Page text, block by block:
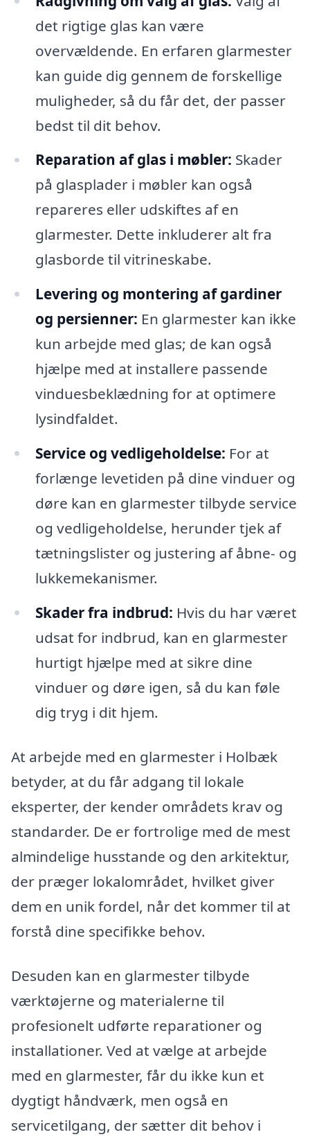
det rigtige glas kan være
overvældende. En erfaren glarmester
kan guide dig gennem de forskellige
muligheder, så du får det, der passer
bedst til dit behov.
Reparation af glas i møbler: Skader
på glasplader i møbler kan også
repareres eller udskiftes af en
glarmester. Dette inkluderer alt fra
glasborde til vitrineskabe.
Levering og montering af gardiner
og persienner: En glarmester kan ikke
kun arbejde med glas; de kan også
hjælpe med at installere passende
vinduesbeklædning for at optimere
lysindfaldet.
Service og vedligeholdelse: For at
forlænge levetiden på dine vinduer og
døre kan en glarmester tilbyde service
og vedligeholdelse, herunder tjek af
tætningslister og justering af åbne- og
lukkemekanismer.
Skader fra indbrud: Hvis du har været
udsat for indbrud, kan en glarmester
hurtigt hjælpe med at sikre dine
vinduer og døre igen, så du kan føle
dig tryg i dit hjem.
At arbejde med en glarmester i Holbæk
betyder, at du får adgang til lokale
eksperter, der kender områdets krav og
standarder. De er fortrolige med de mest
almindelige husstande og den arkitektur,
der præger lokalområdet, hvilket giver
dem en unik fordel, når det kommer til at
forstå dine specifikke behov.
Desuden kan en glarmester tilbyde
værktøjerne og materialerne til
profesionelt udførte reparationer og
installationer. Ved at vælge at arbejde
med en glarmester, får du ikke kun et
dygtigt håndværk, men også en
servicetilgang, der sætter dit behov i